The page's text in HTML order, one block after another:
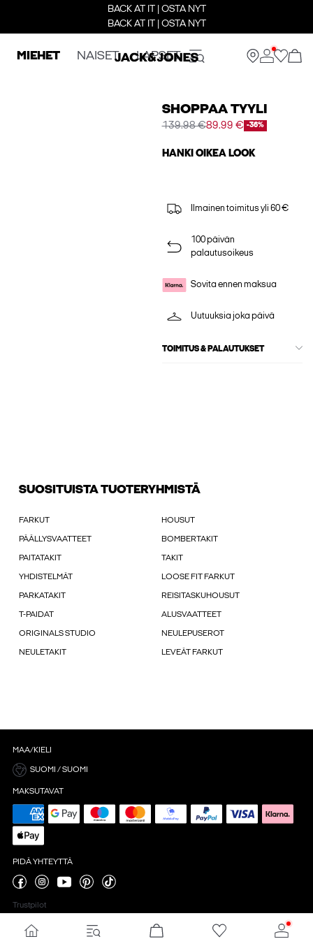
BACK AT IT | OSTA NYT
BACK AT IT | OSTA NYT
MIEHET NAISET LAPSET
SHOPPAA TYYLI
139.98 €89.99 € -36%
HANKI OIKEA LOOK
Ilmainen toimitus yli 60 €
100 päivän
palautusoikeus
Sovita ennen maksua
Uutuuksia joka päivä
TOIMITUS & PALAUTUKSET
SUOSITUISTA TUOTERYHMISTÄ
FARKUT HOUSUT
PÄÄLLYSVAATTEET BOMBERTAKIT
PAITATAKIT TAKIT
YHDISTELMÄT LOOSE FIT FARKUT
PARKATAKIT REISITASKUHOUSUT
T-PAIDAT ALUSVAATTEET
ORIGINALS STUDIO NEULEPUSEROT
NEULETAKIT LEVEÄT FARKUT
MAA/KIELI
SUOMI / SUOMI
MAKSUTAVAT
PIDÄ YHTEYTTÄ
Trustpilot